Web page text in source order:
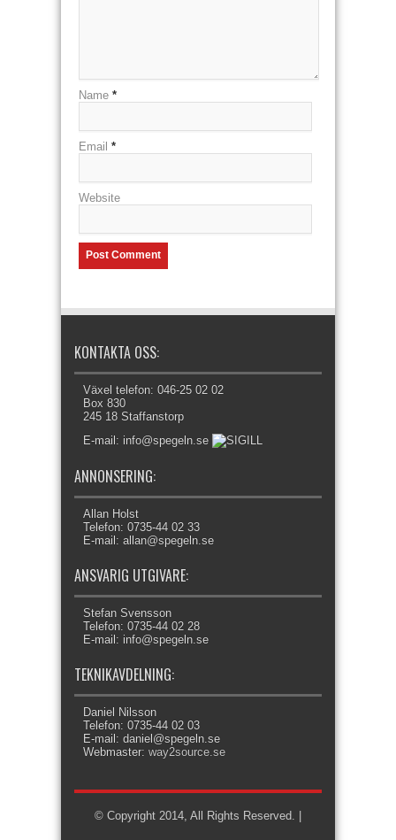
Name *
Email *
Website
KONTAKTA OSS:
Växel telefon: 046-25 02 02
Box 830
245 18 Staffanstorp
E-mail: info@spegeln.se
ANNONSERING:
Allan Holst
Telefon: 0735-44 02 33
E-mail: allan@spegeln.se
ANSVARIG UTGIVARE:
Stefan Svensson
Telefon: 0735-44 02 28
E-mail: info@spegeln.se
TEKNIKAVDELNING:
Daniel Nilsson
Telefon: 0735-44 02 03
E-mail: daniel@spegeln.se
Webmaster: way2source.se
© Copyright 2014, All Rights Reserved. |